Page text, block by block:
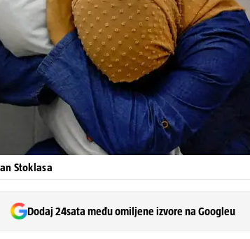
Stoklasa
Dodaj 24sata među omiljene izvore na Googleu